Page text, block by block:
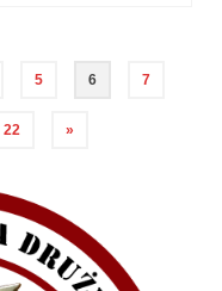
5 6 7
22 »